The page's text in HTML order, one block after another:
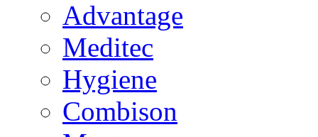
Advantage
Meditec
Hygiene
Combison